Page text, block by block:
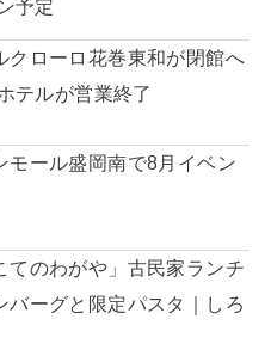
予定
クローロ花巻東和が閉館へ
テルが営業終了
モール盛岡南で8月イベン
てのわがや」古民家ランチ
バーグと限定パスタ｜しろ